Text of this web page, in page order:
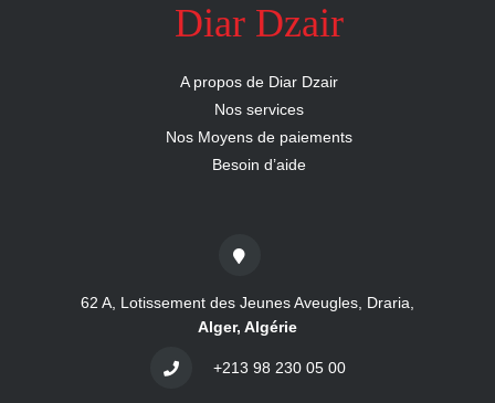
Diar Dzair
A propos de Diar Dzair
Nos services
Nos Moyens de paiements
Besoin d’aide
62 A, Lotissement des Jeunes Aveugles, Draria,
Alger, Algérie
+213 98 230 05 00